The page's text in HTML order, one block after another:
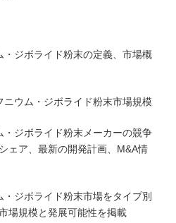
ジボライド粉末の定義、市場概
ウム・ジボライド粉末市場規模
ジボライド粉末メーカーの競争
ェア、最新の開発計画、M&A情
ジボライド粉末市場をタイプ別
場規模と発展可能性を掲載